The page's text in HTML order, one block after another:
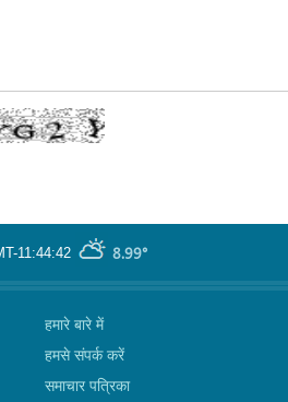
11:44:42 8.99°
हमारे बारे में
हमसे संपर्क करें
समाचार पत्रिका